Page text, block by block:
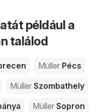
például a
találod
Müller Pécs
Müller Szombathely
Müller Sopron